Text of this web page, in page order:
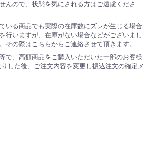
んので、状態を気にされる方はご遠慮くださ
いる商品でも実際の在庫数にズレが生じる場合
行いますが、在庫がない場合などがございまし
の際はこちらからご連絡させて頂きます。
で、高額商品をご購入いただいた一部のお客様
した後、ご注文内容を変更し振込注文の確定メ